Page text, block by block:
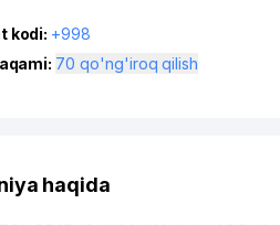
kodi: +998
70 qo'ng'iroq qilish
haqida